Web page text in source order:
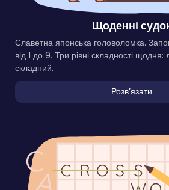
Щоденні
Славетна японська головоломка.
від 1 до 9. Три рівні складності щодня:
складний.
Розвʼязати